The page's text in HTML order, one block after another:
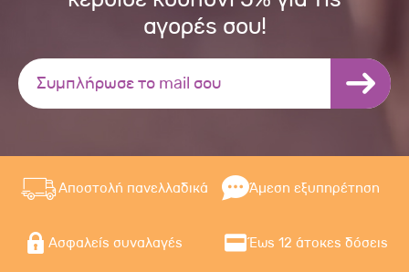
αγορές σου!
Αποστολή πανελλαδικά Άμεση εξυπηρέτηση
Ασφαλείς συναλαγές Έως 12 άτοκες δόσεις